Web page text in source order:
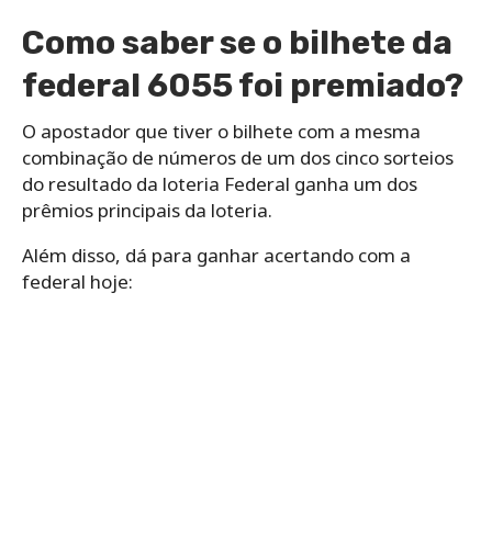
Como saber se o bilhete da
federal 6055 foi premiado?
O apostador que tiver o bilhete com a mesma
combinação de números de um dos cinco sorteios
do resultado da loteria Federal ganha um dos
prêmios principais da loteria.
Além disso, dá para ganhar acertando com a
federal hoje: